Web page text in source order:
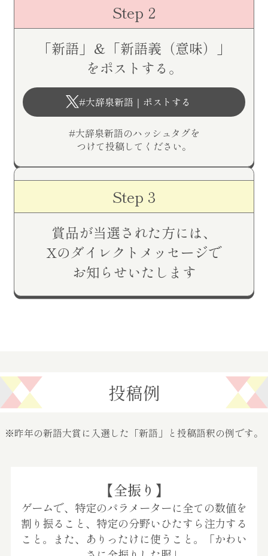
Step 2
「新語」＆「新語義（意味）」
をポストする。
#大辞泉新語｜ポストする
#大辞泉新語のハッシュタグを
つけて投稿してください。
Step 3
賞品が当選された方には、
Xのダイレクトメッセージで
お知らせいたします
投稿例
※昨年の新語大賞に入選した「新語」と投稿語釈の例です。
【全振り】
ゲームで、特定のパラメーターに全ての数値を
割り振ること、特定の分野いひたすら注力する
こと。また、ありったけに使うこと。「かわい